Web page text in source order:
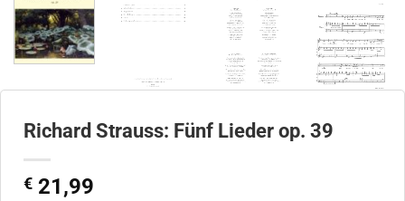
Richard Strauss: Fünf Lieder op. 39
€ 21,99